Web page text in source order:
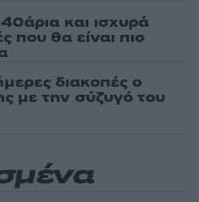
και ισχυρά
που θα είναι πιο
διακοπές ο
με την σύζυγό του